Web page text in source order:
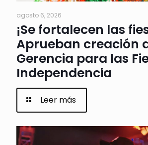
agosto 6, 2026
¡Se fortalecen las
Aprueban creación
Gerencia para las
Independencia
Leer más